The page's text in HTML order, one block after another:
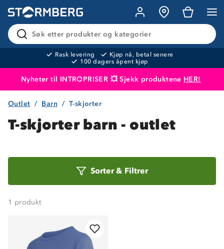
Søk etter produkter og kategorier
Rask levering
Kjøp nå, betal senere
100 dagers åpent kjøp
Nyheter til INTROPRISER 💥 Sjekk produktene HER!
Produktet er lagt i handlekurven
Outlet Barn T-skjorter
T-skjorter barn - outlet
Sorter& Filtrer
1 produkt